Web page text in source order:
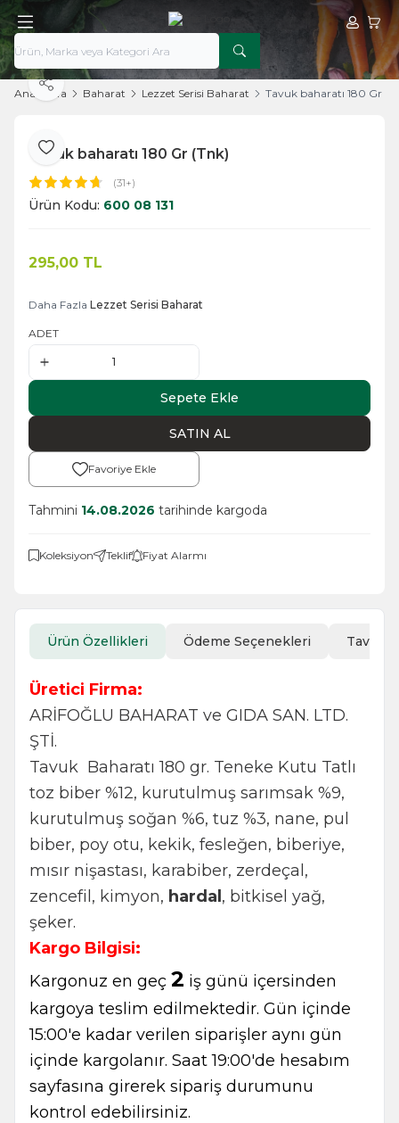
Hesabım
Ana Sayfa Baharat Lezzet Serisi Baharat Tavuk baharatı 180 Gr
Favoriye Ekle
Paylaş
Tavuk baharatı 180 Gr (Tnk)
(31+)
Ürün Kodu: 600 08 131
295,00 TL
Daha Fazla Lezzet Serisi Baharat
ADET
Sepete Ekle
SATIN AL
Favoriye Ekle
Tahmini 14.08.2026 tarihinde kargoda
Koleksiyon Teklif Fiyat Alarmı
Ürün Özellikleri Ödeme Seçenekleri Tavsiye
Üretici Firma:
ARİFOĞLU BAHARAT ve GIDA SAN. LTD.
ŞTİ.
Tavuk Baharatı 180 gr. Teneke Kutu Tatlı
toz biber %12, kurutulmuş sarımsak %9,
kurutulmuş soğan %6, tuz %3, nane, pul
biber, poy otu, kekik, fesleğen, biberiye,
mısır nişastası, karabiber, zerdeçal,
zencefil, kimyon, hardal , bitkisel yağ,
şeker.
Kargo Bilgisi:
Kargonuz en geç 2 iş günü içersinden
kargoya teslim edilmektedir. Gün içinde
15:00'e kadar verilen siparişler aynı gün
içinde kargolanır. Saat 19:00'de hesabım
sayfasına girerek sipariş durumunu
kontrol edebilirsiniz.